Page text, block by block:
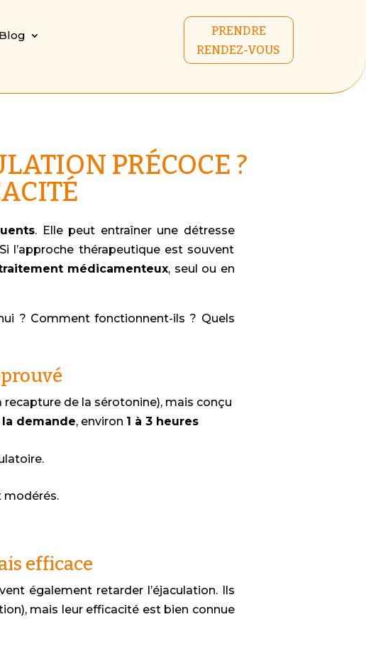
Blog
PRENDRE
RENDEZ-VOUS
PRÉCOCE ?
. Elle peut entraîner une détresse
l’approche thérapeutique est souvent
médicamenteux, seul ou en
? Comment fonctionnent-ils ? Quels
de la sérotonine), mais conçu
la demande, environ 1 à 3 heures
modérés.
efficace
également retarder l’éjaculation. Ils
mais leur efficacité est bien connue